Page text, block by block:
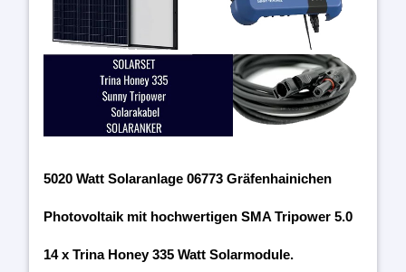
5020 Watt Solaranlage 06773 Gräfenhainichen
Photovoltaik mit hochwertigen SMA Tripower 5.0
14 x Trina Honey 335 Watt Solarmodule.